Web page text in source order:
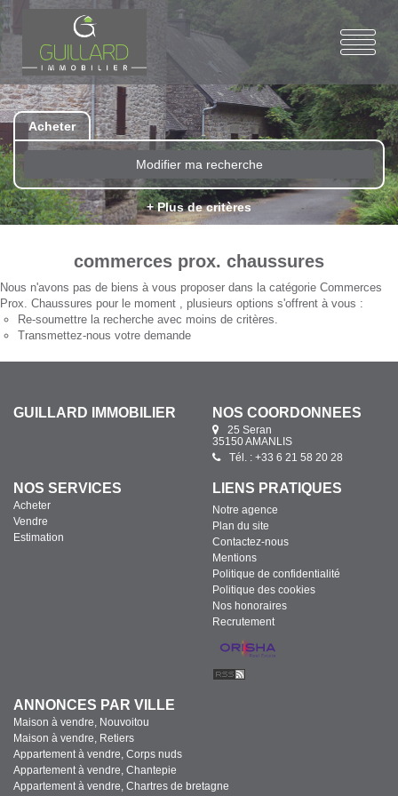
Acheter
Modifier ma recherche
+ Plus de critères
commerces prox. chaussures
Nous n'avons pas de biens à vous proposer dans la catégorie Commerces
Prox. Chaussures pour le moment , plusieurs options s'offrent à vous :
Re-soumettre la recherche avec moins de critères.
Transmettez-nous votre demande
GUILLARD IMMOBILIER NOS COORDONNÉES
25 Seran
35150 AMANLIS
Tél. : +33 6 21 58 20 28
NOS SERVICES
Acheter
Vendre
Estimation
LIENS PRATIQUES
Notre agence
Plan du site
Contactez-nous
Mentions
Politique de confidentialité
Politique des cookies
Nos honoraires
Recrutement
ANNONCES PAR VILLE
Maison à vendre, Nouvoitou
Maison à vendre, Retiers
Appartement à vendre, Corps nuds
Appartement à vendre, Chantepie
Appartement à vendre, Chartres de bretagne